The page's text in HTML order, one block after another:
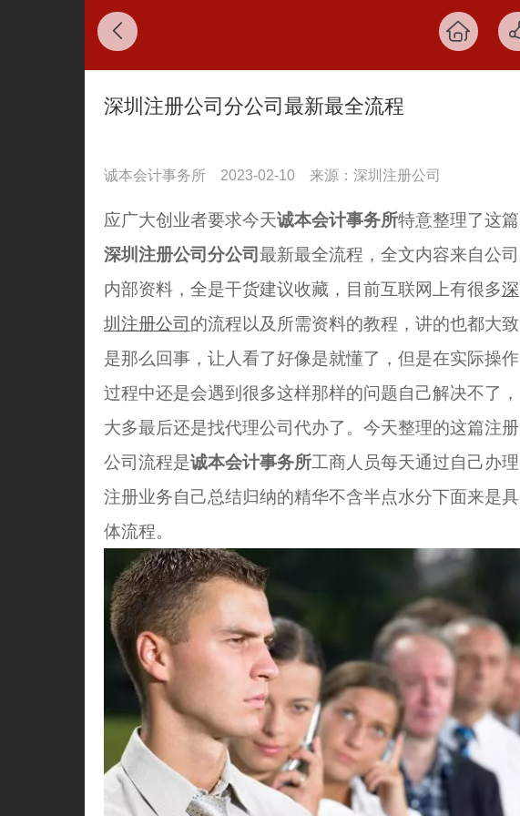
深圳注册公司分公司最新最全流程
诚本会计事务所 2023-02-10 来源：深圳注册公司
应广大创业者要求今天诚本会计事务所特意整理了这篇
深圳注册公司分公司 最新最全流程，全文内容来自公司
内部资料，全是干货建议收藏，目前互联网上有很多深
圳注册公司 的流程以及所需资料的教程，讲的也都大致
是那么回事，让人看了好像是就懂了，但是在实际操作
过程中还是会遇到很多这样那样的问题自己解决不了，
大多最后还是找代理公司代办了。今天整理的这篇注册
公司流程是诚本会计事务所工商人员每天通过自己办理
注册业务自己总结归纳的精华不含半点水分下面来是具
体流程。